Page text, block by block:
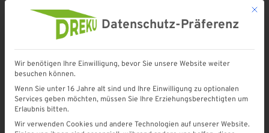
Outdoorküche
Mit
Datenschutz-Präferenz
Wir benötigen Ihre Einwilligung, bevor Sie unsere Website weiter
besuchen können.
Wenn Sie unter 16 Jahre alt sind und Ihre Einwilligung zu optionalen
Services geben möchten, müssen Sie Ihre Erziehungsberechtigten um
Erlaubnis bitten.
Wir verwenden Cookies und andere Technologien auf unserer Website.